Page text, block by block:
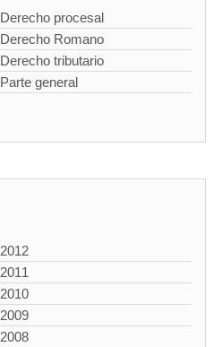
Derecho procesal
Derecho Romano
Derecho tributario
Parte general
2012
2011
2010
2009
2008